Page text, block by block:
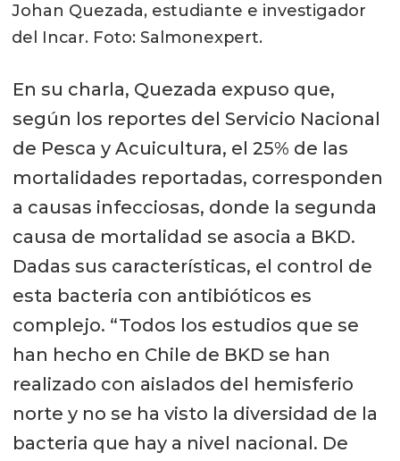
Johan Quezada, estudiante e investigador
del Incar. Foto: Salmonexpert.
En su charla, Quezada expuso que,
según los reportes del Servicio Nacional
de Pesca y Acuicultura, el 25% de las
mortalidades reportadas, corresponden
a causas infecciosas, donde la segunda
causa de mortalidad se asocia a BKD.
Dadas sus características, el control de
esta bacteria con antibióticos es
complejo. “Todos los estudios que se
han hecho en Chile de BKD se han
realizado con aislados del hemisferio
norte y no se ha visto la diversidad de la
bacteria que hay a nivel nacional. De